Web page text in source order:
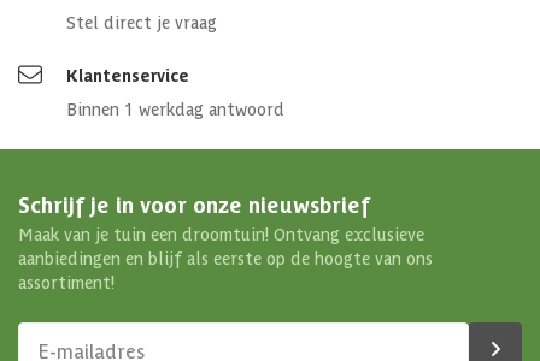
Stel direct je vraag
Klantenservice
Binnen 1 werkdag antwoord
Schrijf je in voor onze nieuwsbrief
Maak van je tuin een droomtuin! Ontvang exclusieve
aanbiedingen en blijf als eerste op de hoogte van ons
assortiment!